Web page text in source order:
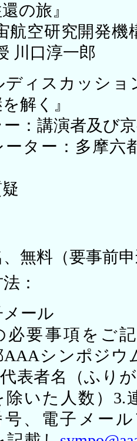
の旅』
航空研究開発機
川口淳一郎
ディスカッショ
解く』
：講演者及び
ーター：多摩六
、無料（要事前
：
メール
必要事項をご
AAAシンポジ
表者名（ふり
除いた人数）3.
号、電子メー